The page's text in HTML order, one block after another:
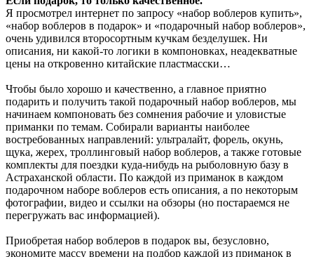
Я просмотрел интернет по запросу «набор воблеров купить»,
«набор воблеров в подарок» и «подарочный набор воблеров»,
очень удивился второсортным кучкам безделушек. Ни
описания, ни какой-то логики в компоновках, неадекватные
цены на откровенно китайские пластмасски…
Чтобы было хорошо и качественно, а главное приятно
подарить и получить такой подарочный набор воблеров, мы
начинаем компоновать без сомнения рабочие и уловистые
приманки по темам. Собирали варианты наиболее
востребованных направлений: ультралайт, форель, окунь,
щука, жерех, троллинговый набор воблеров, а также готовые
комплекты для поездки куда-нибудь на рыболовную базу в
Астраханской области. По каждой из приманок в каждом
подарочном наборе воблеров есть описания, а по некоторым
фотографии, видео и ссылки на обзоры (но постараемся не
перегружать вас информацией).
Приобретая набор воблеров в подарок вы, безусловно,
экономите массу времени на подбор каждой из приманок в